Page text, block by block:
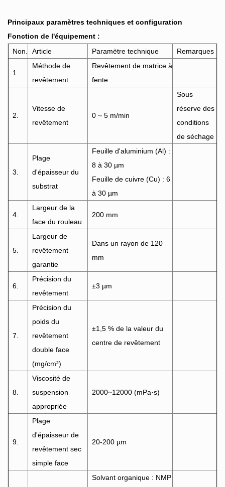
Principaux paramètres techniques et configuration
Fonction de l'équipement :
Non.
Article Paramètre technique Remarques
1.
Méthode de
revêtement
Revêtement de matrice à
fente
2.
Vitesse de
revêtement
0 ~ 5 m/min
Sous
réserve des
conditions
de séchage
3.
Plage
d'épaisseur du
substrat
Feuille d'aluminium (Al) :
8 à 30 µm
Feuille de cuivre (Cu) : 6
à 30 µm
4.
Largeur de la
face du rouleau
200 mm
5.
Largeur de
revêtement
garantie
Dans un rayon de 120
mm
6.
Précision du
revêtement
±3 µm
7.
Précision du
poids du
revêtement
double face
(mg/cm²)
±1,5 % de la valeur du
centre de revêtement
8.
Viscosité de
suspension
appropriée
2000~12000 (mPa·s)
9.
Plage
d'épaisseur de
revêtement sec
simple face
20-200 µm
Solvant organique : NMP